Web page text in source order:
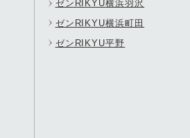
ゼンRIKYU横浜羽沢
ゼンRIKYU横浜町田
ゼンRIKYU平野